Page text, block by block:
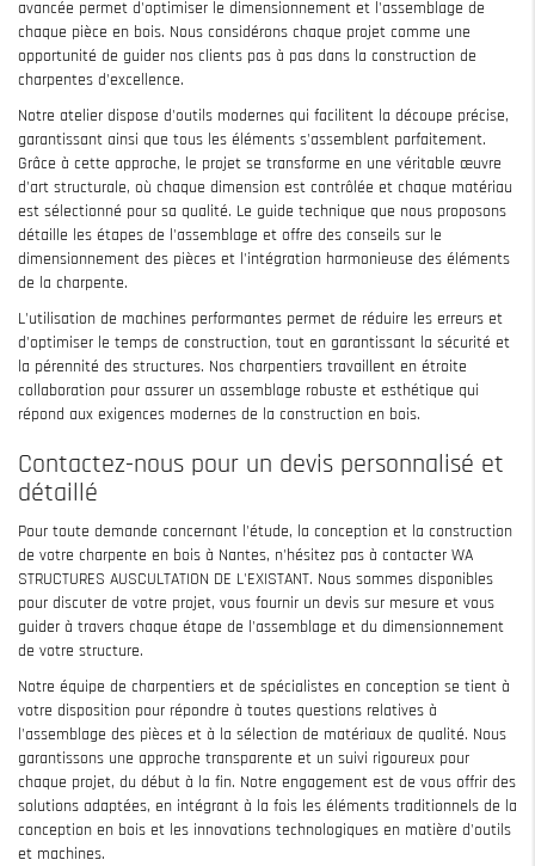
avancée permet d'optimiser le dimensionnement et l'assemblage de
chaque pièce en bois. Nous considérons chaque projet comme une
opportunité de guider nos clients pas à pas dans la construction de
charpentes d'excellence.
Notre atelier dispose d'outils modernes qui facilitent la découpe précise,
garantissant ainsi que tous les éléments s'assemblent parfaitement.
Grâce à cette approche, le projet se transforme en une véritable œuvre
d'art structurale, où chaque dimension est contrôlée et chaque matériau
est sélectionné pour sa qualité. Le guide technique que nous proposons
détaille les étapes de l'assemblage et offre des conseils sur le
dimensionnement des pièces et l'intégration harmonieuse des éléments
de la charpente.
L'utilisation de machines performantes permet de réduire les erreurs et
d'optimiser le temps de construction, tout en garantissant la sécurité et
la pérennité des structures. Nos charpentiers travaillent en étroite
collaboration pour assurer un assemblage robuste et esthétique qui
répond aux exigences modernes de la construction en bois.
Contactez-nous pour un devis personnalisé et
détaillé
Pour toute demande concernant l'étude, la conception et la construction
de votre charpente en bois à Nantes, n'hésitez pas à contacter WA
STRUCTURES AUSCULTATION DE L'EXISTANT. Nous sommes disponibles
pour discuter de votre projet, vous fournir un devis sur mesure et vous
guider à travers chaque étape de l'assemblage et du dimensionnement
de votre structure.
Notre équipe de charpentiers et de spécialistes en conception se tient à
votre disposition pour répondre à toutes questions relatives à
l'assemblage des pièces et à la sélection de matériaux de qualité. Nous
garantissons une approche transparente et un suivi rigoureux pour
chaque projet, du début à la fin. Notre engagement est de vous offrir des
solutions adaptées, en intégrant à la fois les éléments traditionnels de la
conception en bois et les innovations technologiques en matière d'outils
et machines.